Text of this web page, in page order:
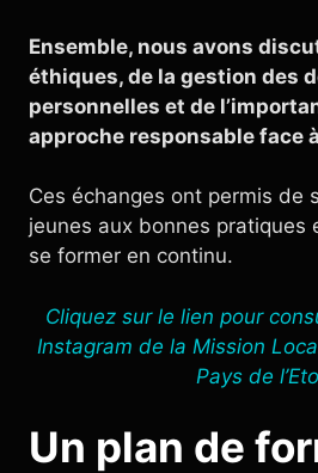
Ensemble, nous avons
éthiques, de la gestion des
personnelles et de
approche responsable face
Ces échanges ont permis de
jeunes aux bonnes pratiques
se former en continu.
Cliquez sur le lien pour
Instagram de la Mission
Pays de
Un plan de